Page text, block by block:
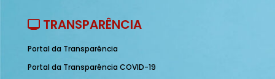
TRANSPARÊNCIA
Portal da Transparência
Portal da Transparência COVID-19